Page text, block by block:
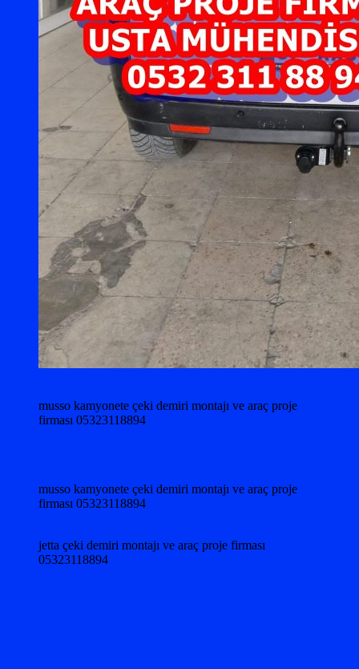
musso kamyonete çeki demiri montajı ve araç proje
firması 05323118894
musso kamyonete çeki demiri montajı ve araç proje
firması 05323118894
jetta çeki demiri montajı ve araç proje firması
05323118894